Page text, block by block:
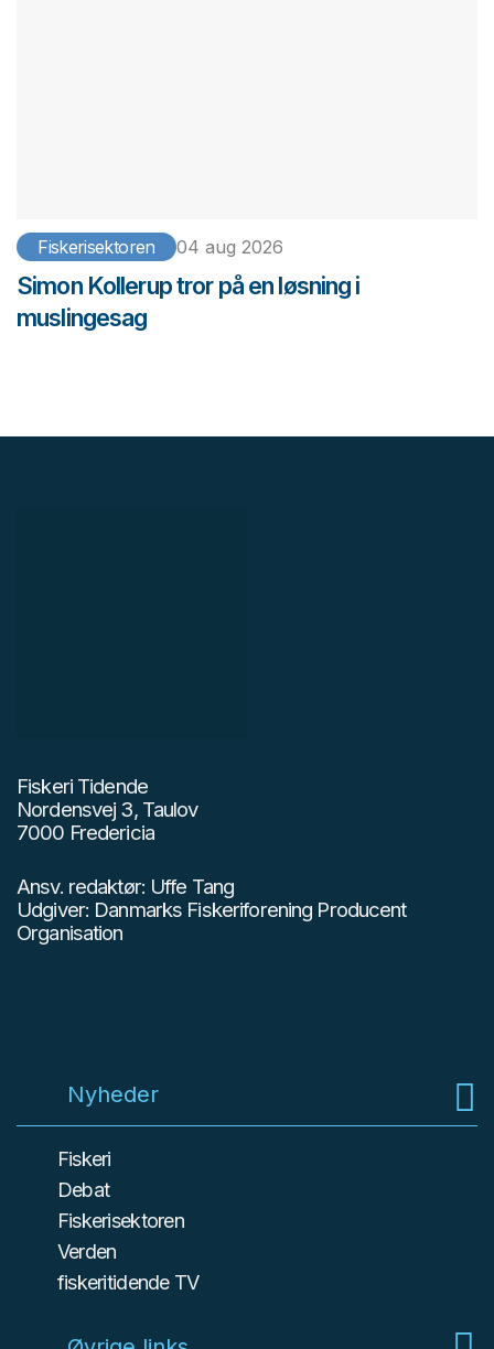
Fiskerisektoren 04 aug 2026
Simon Kollerup tror på en løsning i
muslingesag
Fiskeri Tidende
Nordensvej 3, Taulov
7000 Fredericia
Ansv. redaktør: Uffe Tang
Udgiver: Danmarks Fiskeriforening Producent
Organisation
Nyheder
Fiskeri
Debat
Fiskerisektoren
Verden
fiskeritidende TV